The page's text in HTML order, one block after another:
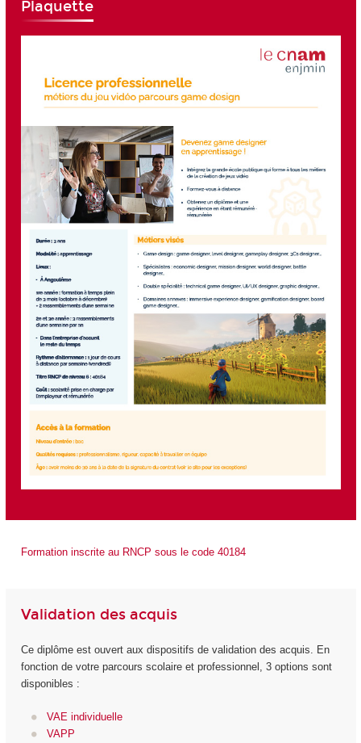
Plaquette
Formation inscrite au RNCP sous le code 40184
Validation des acquis
Ce diplôme est ouvert aux dispositifs de validation des acquis. En
fonction de votre parcours scolaire et professionnel, 3 options sont
disponibles :
VAE individuelle
VAPP